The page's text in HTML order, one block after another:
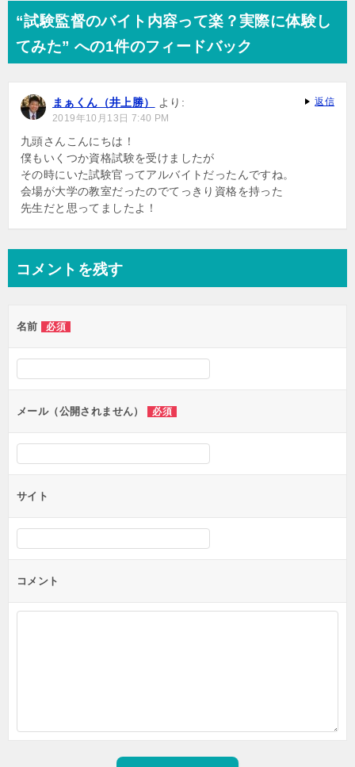
ゲ
シ
ョ
ン
“試験監督のバイト内容って楽？実際に体験し
てみた” への1件のフィードバック
まぁくん（井上勝） より:
2019年10月13日 7:40 PM
九頭さんこんにちは！
僕もいくつか資格試験を受けましたが
その時にいた試験官ってアルバイトだったんですね。
会場が大学の教室だったのでてっきり資格を持った
先生だと思ってましたよ！
返信
コメントを残す
名前 必須
メール（公開されません） 必須
サイト
コメント